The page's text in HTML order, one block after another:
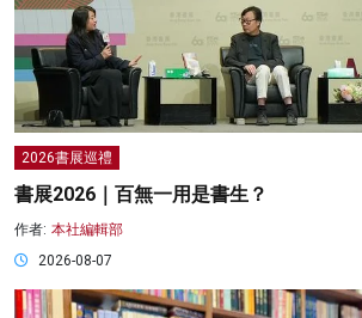
2026書展巡禮
書展2026｜百無一用是書生？
作者: 本社編輯部
2026-08-07